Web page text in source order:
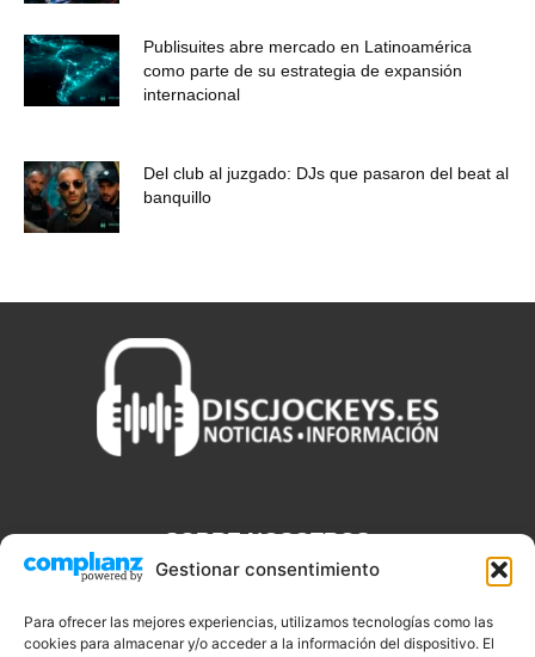
Gestionar consentimiento
Para ofrecer las mejores experiencias, utilizamos tecnologías como las
cookies para almacenar y/o acceder a la información del dispositivo. El
Publisuites abre mercado en Latinoamérica
como parte de su estrategia de expansión
internacional
Del club al juzgado: DJs que pasaron del beat al
banquillo
SOBRE NOSOTROS
que necesitas saber sobre noticias, novedades, tecnologías y
aplicaciones que te ayudaran a ser un mejor Djs.